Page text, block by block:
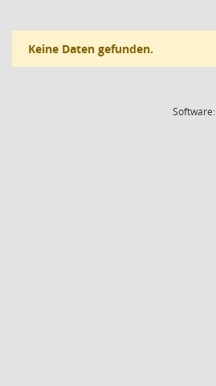
Keine Daten gefunden.
Software: